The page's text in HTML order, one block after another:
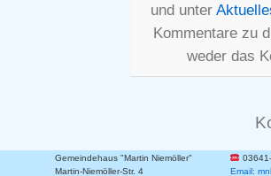
und unter
Kommentare zu
weder das
Gemeindehaus "Martin Niemöller"
Martin-Niemöller-Str. 4
Email: